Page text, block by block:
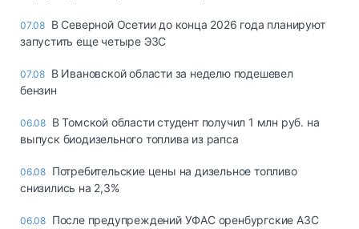
07.08 В Северной Осетии до конца 2026 года планируют
запустить еще четыре ЭЗС
07.08 В Ивановской области за неделю подешевел
бензин
06.08 В Томской области студент получил 1 млн руб. на
выпуск биодизельного топлива из рапса
06.08 Потребительские цены на дизельное топливо
снизились на 2,3%
06.08 После предупреждений УФАС оренбургские АЗС